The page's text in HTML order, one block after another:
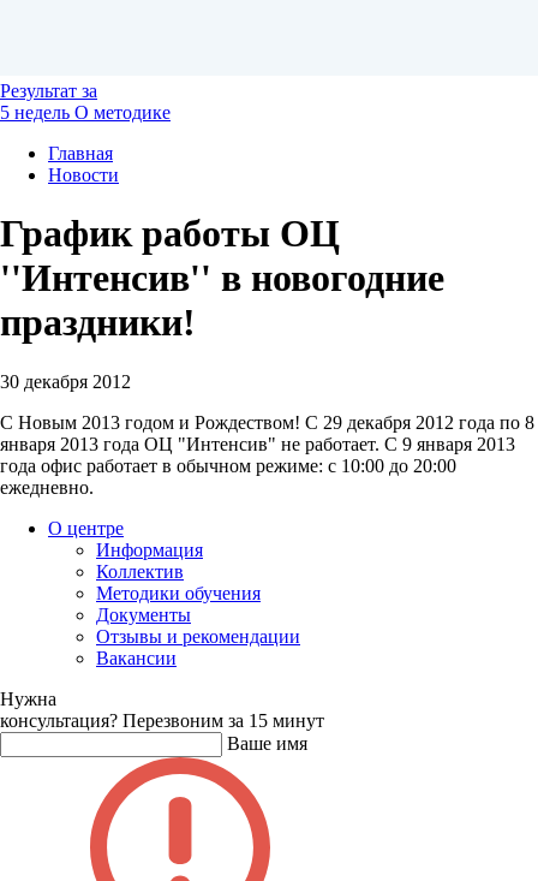
Результат за
5 недель О методике
Главная
Новости
График работы ОЦ
''Интенсив'' в новогодние
праздники!
30 декабря 2012
С Новым 2013 годом и Рождеством! С 29 декабря 2012 года по 8
января 2013 года ОЦ "Интенсив" не работает. С 9 января 2013
года офис работает в обычном режиме: с 10:00 до 20:00
ежедневно.
О центре
Информация
Коллектив
Методики обучения
Документы
Отзывы и рекомендации
Вакансии
Нужна
консультация? Перезвоним за 15 минут
Ваше имя